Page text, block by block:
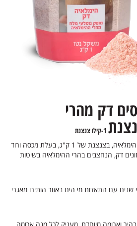
דק מהרי
1-קילו צנצנת
של 1 ק"ג, בעלת מכסה ורוד
דק, הנחצבים בהרי ההימלאיה בשיטות
שנים עם התאדות מי הים באזור הותירו מאגרי
וארומה מיוחדת, מעניק לכל מנה ארומה